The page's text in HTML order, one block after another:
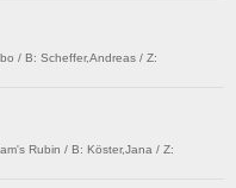
/ B: Scheffer,Andreas / Z:
Rubin / B: Köster,Jana / Z: